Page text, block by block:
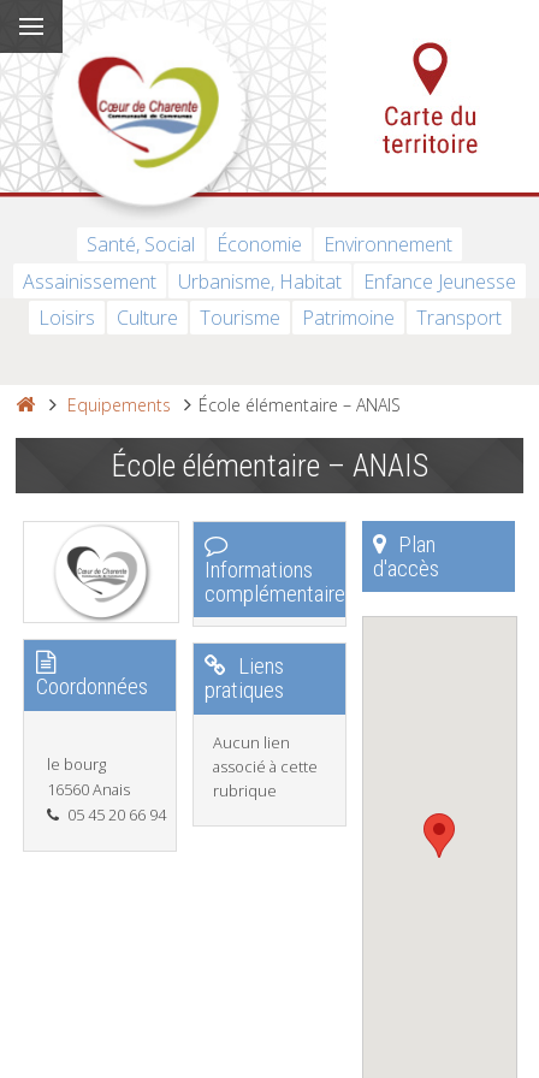
Santé, Social Économie
Environnement
Assainissement
Urbanisme, Habitat
Enfance Jeunesse
Loisirs
Culture Tourisme Patrimoine Transport
Equipements École élémentaire – ANAIS
École élémentaire – ANAIS
Coordonnées
le bourg
16560 Anais
05 45 20 66 94
Informations
complémentaires
Liens
pratiques
Aucun lien
associé à cette
rubrique
Plan
d'accès